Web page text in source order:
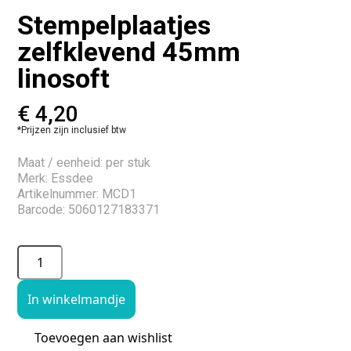
Stempelplaatjes
zelfklevend 45mm
linosoft
€ 4,20
*Prijzen zijn inclusief btw
Maat / eenheid: per stuk
Merk: Essdee
Artikelnummer: MCD1
Barcode: 5060127183371
In winkelmandje
Toevoegen aan wishlist